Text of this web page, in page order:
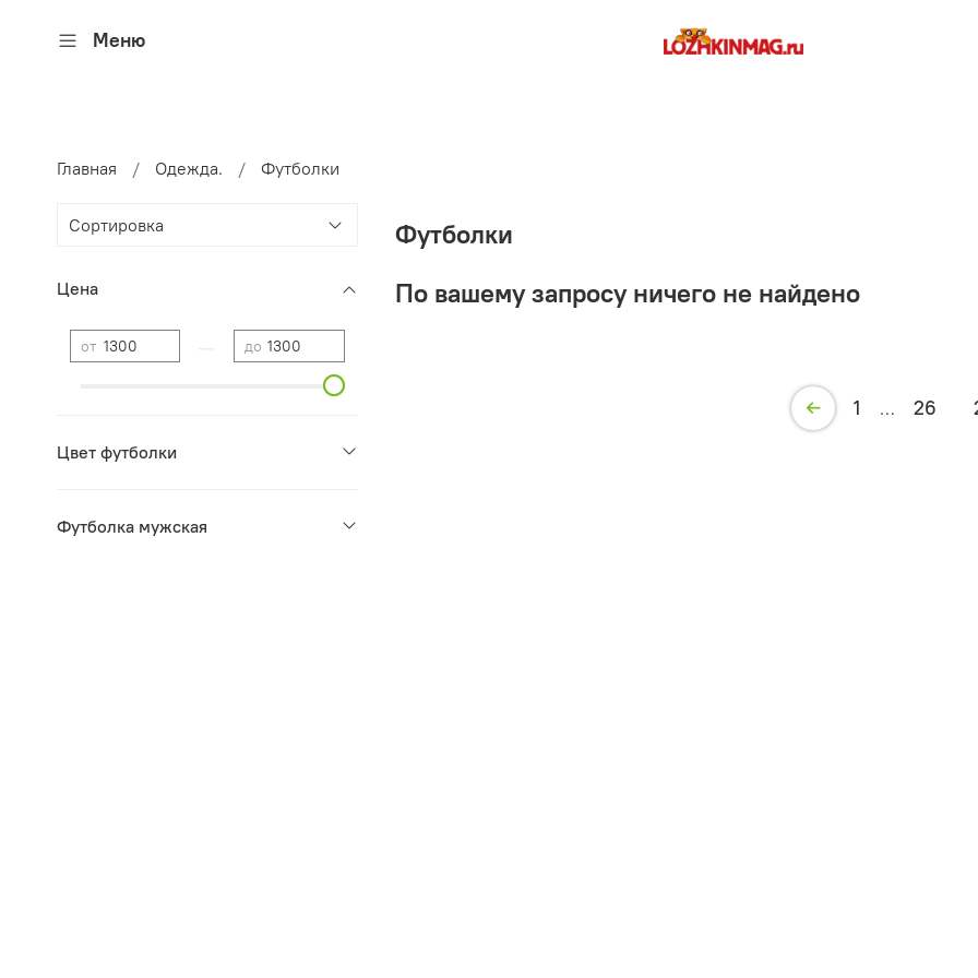
Меню
Главная Одежда. Футболки
Футболки
По вашему запросу ничего не найдено
1 … 26
Цена
от до
Цвет футболки
Футболка мужская